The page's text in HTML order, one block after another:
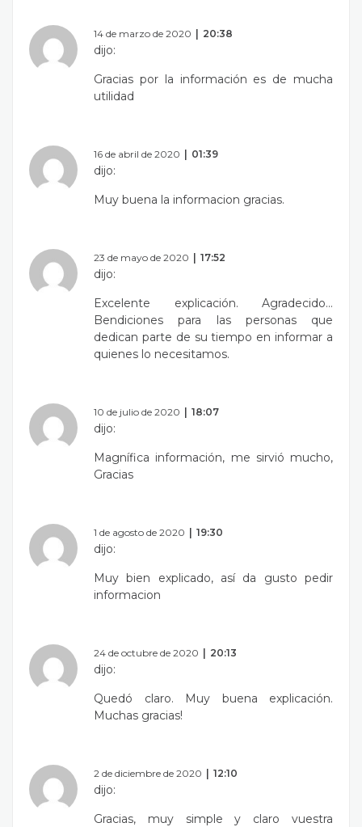
14 de marzo de 2020 20:38
dijo:
Gracias por la información es de mucha
utilidad
16 de abril de 2020 01:39
dijo:
Muy buena la informacion gracias.
23 de mayo de 2020 17:52
dijo:
Excelente explicación. Agradecido…
Bendiciones para las personas que
dedican parte de su tiempo en informar a
quienes lo necesitamos.
10 de julio de 2020 18:07
dijo:
Magnífica información, me sirvió mucho,
Gracias
1 de agosto de 2020 19:30
dijo:
Muy bien explicado, así da gusto pedir
informacion
24 de octubre de 2020 20:13
dijo:
Quedó claro. Muy buena explicación.
Muchas gracias!
2 de diciembre de 2020 12:10
dijo:
Gracias, muy simple y claro vuestra